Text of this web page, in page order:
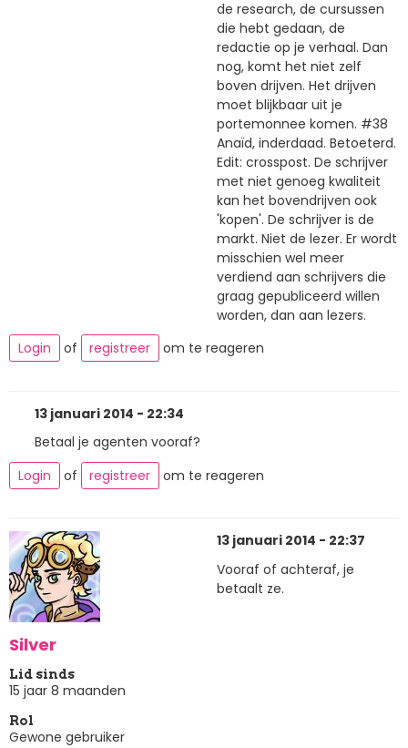
de research, de cursussen
die hebt gedaan, de
redactie op je verhaal. Dan
nog, komt het niet zelf
boven drijven. Het drijven
moet blijkbaar uit je
portemonnee komen. #38
Anaïd, inderdaad. Betoeterd.
Edit: crosspost. De schrijver
met niet genoeg kwaliteit
kan het bovendrijven ook
'kopen'. De schrijver is de
markt. Niet de lezer. Er wordt
misschien wel meer
verdiend aan schrijvers die
graag gepubliceerd willen
worden, dan aan lezers.
Login
of registreer om te reageren
13 januari 2014 - 22:34
Betaal je agenten vooraf?
Login
of registreer om te reageren
Silver
Lid sinds
15 jaar 8 maanden
Rol
Gewone gebruiker
13 januari 2014 - 22:37
Vooraf of achteraf, je
betaalt ze.